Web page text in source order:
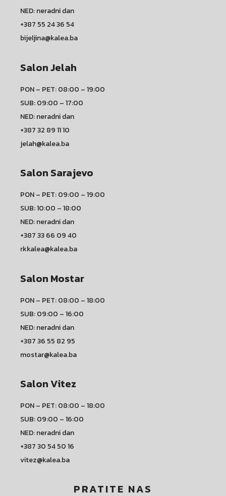
NED: neradni dan
+387 55 24 36 54
bijeljina@kalea.ba
Salon Jelah
PON – PET: 08:00 – 19:00
SUB: 09:00 – 17:00
NED: neradni dan
+387 32 89 11 10
jelah@kalea.ba
Salon Sarajevo
PON – PET: 09:00 – 19:00
SUB: 10:00 – 18:00
NED: neradni dan
+387 33 66 09 40
rkkalea@kalea.ba
Salon Mostar
PON – PET: 08:00 – 18:00
SUB: 09:00 – 16:00
NED: neradni dan
+387 36 55 82 95
mostar@kalea.ba
Salon Vitez
PON – PET: 08:00 – 18:00
SUB: 09:00 – 16:00
NED: neradni dan
+387 30 54 50 16
vitez@kalea.ba
PRATITE NAS